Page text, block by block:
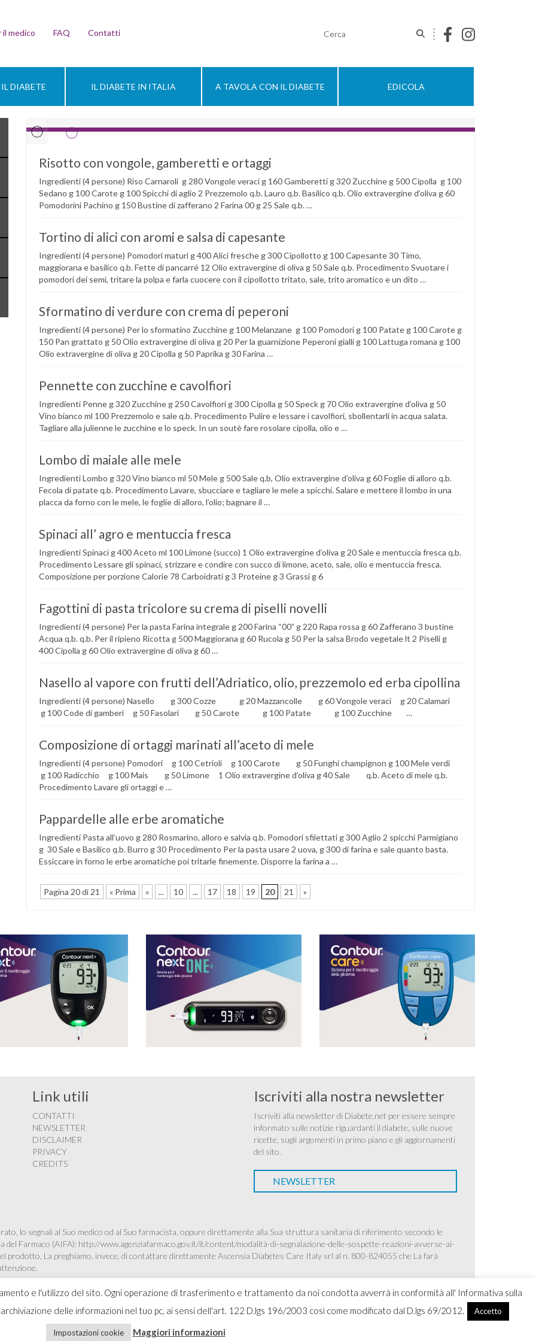
il medico FAQ Contatti
DIABETE IL DIABETE IN ITALIA A TAVOLA CON IL DIABETE EDICOLA
Risotto con vongole, gamberetti e ortaggi
Ingredienti (4 persone) Riso Carnaroli g 280 Vongole veraci g 160 Gamberetti g 320 Zucchine g 500 Cipolla g 100
Sedano g 100 Carote g 100 Spicchi di aglio 2 Prezzemolo q.b. Lauro q.b. Basilico q.b. Olio extravergine d’oliva g 60
Pomodorini Pachino g 150 Bustine di zafferano 2 Farina 00 g 25 Sale q.b. …
Tortino di alici con aromi e salsa di capesante
Ingredienti (4 persone) Pomodori maturi g 400 Alici fresche g 300 Cipollotto g 100 Capesante 30 Timo,
maggiorana e basilico q.b. Fette di pancarré 12 Olio extravergine di oliva g 50 Sale q.b. Procedimento Svuotare i
pomodori dei semi, tritare la polpa e farla cuocere con il cipollotto tritato, sale, trito aromatico e un dito …
Sformatino di verdure con crema di peperoni
Ingredienti (4 persone) Per lo sformatino Zucchine g 100 Melanzane g 100 Pomodori g 100 Patate g 100 Carote g
150 Pan grattato g 50 Olio extravergine di oliva g 20 Per la guarnizione Peperoni gialli g 100 Lattuga romana g 100
Olio extravergine di oliva g 20 Cipolla g 50 Paprika g 30 Farina …
Pennette con zucchine e cavolfiori
Ingredienti Penne g 320 Zucchine g 250 Cavolfiori g 300 Cipolla g 50 Speck g 70 Olio extravergine d’oliva g 50
Vino bianco ml 100 Prezzemolo e sale q.b. Procedimento Pulire e lessare i cavolfiori, sbollentarli in acqua salata.
Tagliare alla julienne le zucchine e lo speck. In un soutè fare rosolare cipolla, olio e …
Lombo di maiale alle mele
Ingredienti Lombo g 320 Vino bianco ml 50 Mele g 500 Sale q.b, Olio extravergine d’oliva g 60 Foglie di alloro q.b.
Fecola di patate q.b. Procedimento Lavare, sbucciare e tagliare le mele a spicchi. Salare e mettere il lombo in una
placca da forno con le mele, le foglie di alloro, l’olio; bagnare il …
Spinaci all’ agro e mentuccia fresca
Ingredienti Spinaci g 400 Aceto ml 100 Limone (succo) 1 Olio extravergine d’oliva g 20 Sale e mentuccia fresca q.b.
Procedimento Lessare gli spinaci, strizzare e condire con succo di limone, aceto, sale, olio e mentuccia fresca.
Composizione per porzione Calorie 78 Carboidrati g 3 Proteine g 3 Grassi g 6
Fagottini di pasta tricolore su crema di piselli novelli
Ingredienti (4 persone) Per la pasta Farina integrale g 200 Farina “00” g 220 Rapa rossa g 60 Zafferano 3 bustine
Acqua q.b. q.b. Per il ripieno Ricotta g 500 Maggiorana g 60 Rucola g 50 Per la salsa Brodo vegetale lt 2 Piselli g
400 Cipolla g 60 Olio extravergine di oliva g 60 …
Nasello al vapore con frutti dell’Adriatico, olio, prezzemolo ed erba cipollina
Ingredienti (4 persone) Nasello g 300 Cozze g 20 Mazzancolle g 60 Vongole veraci g 20 Calamari
g 100 Code di gamberi g 50 Fasolari g 50 Carote g 100 Patate g 100 Zucchine …
Composizione di ortaggi marinati all’aceto di mele
Ingredienti (4 persone) Pomodori g 100 Cetrioli g 100 Carote g 50 Funghi champignon g 100 Mele verdi
g 100 Radicchio g 100 Mais g 50 Limone 1 Olio extravergine d’oliva g 40 Sale q.b. Aceto di mele q.b.
Procedimento Lavare gli ortaggi e …
Pappardelle alle erbe aromatiche
Ingredienti Pasta all’uovo g 280 Rosmarino, alloro e salvia q.b. Pomodori sfilettati g 300 Aglio 2 spicchi Parmigiano
g 30 Sale e Basilico q.b. Burro g 30 Procedimento Per la pasta usare 2 uova, g 300 di farina e sale quanto basta.
Essiccare in forno le erbe aromatiche poi tritarle finemente. Disporre la farina a …
Pagina 20 di 21 « Prima « ... 10 ... 17 18 19 20 21 »
e l'utilizzo del sito. Ogni operazione di trasferimento e trattamento da noi condotta avverrà in conformità all' Informativa sulla
delle informazioni nel tuo pc, ai sensi dell'art. 122 D.lgs 196/2003 così come modificato dal D.lgs 69/2012.
Accetto
Impostazioni cookie Maggiori informazioni
Link utili
CONTATTI
NEWSLETTER
DISCLAIMER
PRIVACY
CREDITS
Iscriviti alla nostra newsletter
Iscriviti alla newsletter di Diabete.net per essere sempre
informato sulle notizie riguardanti il diabete, sulle nuove
ricette, sugli argomenti in primo piano e gli aggiornamenti
del sito.
NEWSLETTER
lo segnali al Suo medico od al Suo farmacista, oppure direttamente alla Sua struttura sanitaria di riferimento secondo le
del Farmaco (AIFA): http://www.agenziafarmaco.gov.it/it/content/modalità-di-segnalazione-delle-sospette-reazioni-avverse-ai-
prodotto, La preghiamo, invece, di contattare direttamente Ascensia Diabetes Care Italy srl al n. 800-824055 che La farà